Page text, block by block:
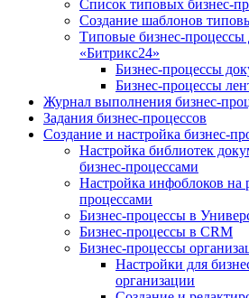
Список типовых бизнес-
Создание шаблонов
Типовые бизнес-процессы
«Битрикс24»
Бизнес-процессы
Бизнес-процессы
Журнал выполнения бизнес-
Задания бизнес-процессов
Создание и настройка бизнес-
Настройка библиотек
бизнес-процессами
Настройка инфоблоков на
процессами
Бизнес-процессы в
Бизнес-процессы в CRM
Бизнес-процессы
Настройки для
организации